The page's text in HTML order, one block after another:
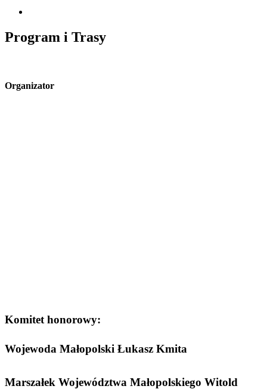
Program i Trasy
Organizator
Komitet honorowy:
Wojewoda Małopolski Łukasz Kmita
Marszałek Województwa Małopolskiego Witold